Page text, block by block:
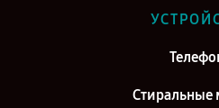
Ремонт стиральной машины
Ремонт стиральной машины